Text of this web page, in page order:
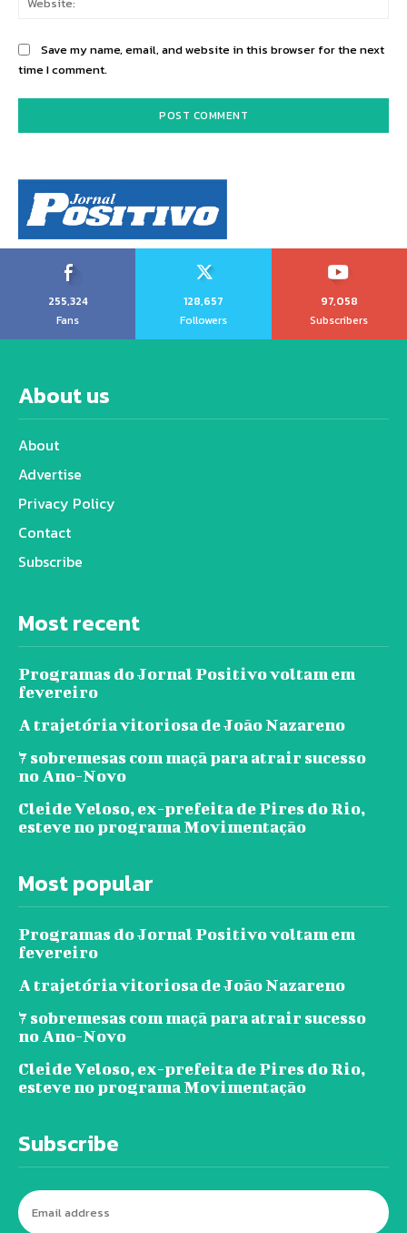
Save my name, email, and website in this browser for the next
time I comment.
255,324
Fans
128,657
Followers
97,058
Subscribers
About us
About
Advertise
Privacy Policy
Contact
Subscribe
Most recent
Programas do Jornal Positivo voltam em
fevereiro
A trajetória vitoriosa de João Nazareno
7 sobremesas com maçã para atrair sucesso
no Ano-Novo
Cleide Veloso, ex-prefeita de Pires do Rio,
esteve no programa Movimentação
Most popular
Programas do Jornal Positivo voltam em
fevereiro
A trajetória vitoriosa de João Nazareno
7 sobremesas com maçã para atrair sucesso
no Ano-Novo
Cleide Veloso, ex-prefeita de Pires do Rio,
esteve no programa Movimentação
Subscribe